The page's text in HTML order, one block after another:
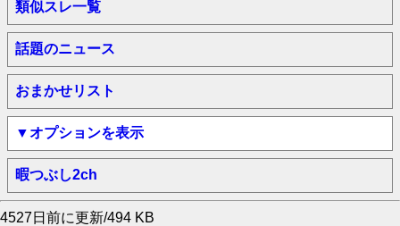
類似スレ一覧
話題のニュース
おまかせリスト
▼オプションを表示
暇つぶし2ch
4527日前に更新/494 KB